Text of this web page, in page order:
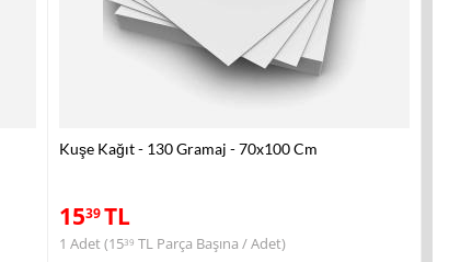
Kuşe Kağıt - 130 Gramaj - 70x100 Cm
1539TL
1 Adet (1539 TLParça Başına / Adet)